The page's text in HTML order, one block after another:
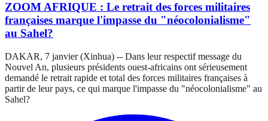
ZOOM AFRIQUE : Le retrait des forces militaires
françaises marque l'impasse du "néocolonialisme"
au Sahel?
DAKAR, 7 janvier (Xinhua) -- Dans leur respectif message du
Nouvel An, plusieurs présidents ouest-africains ont sérieusement
demandé le retrait rapide et total des forces militaires françaises à
partir de leur pays, ce qui marque l'impasse du "néocolonialisme" au
Sahel?